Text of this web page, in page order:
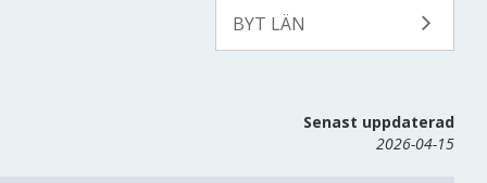
BYT LÄN
Senast uppdaterad
2026-04-15